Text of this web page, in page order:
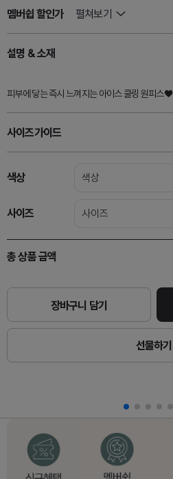
멤버쉽 할인가
펼쳐보기
설명 & 소재
피부에 닿는 즉시 느껴지는 아이스 쿨링 원피스♥
사이즈가이드
색상 색상
사이즈 사이즈
총 상품 금액
장바구니 담기
선물하기